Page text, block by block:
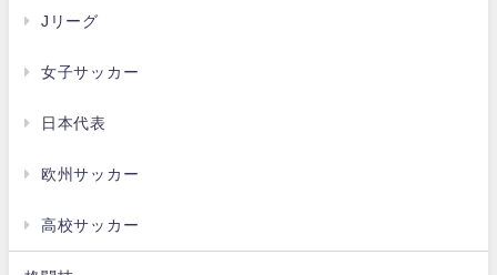
Jリーグ
女子サッカー
日本代表
欧州サッカー
高校サッカー